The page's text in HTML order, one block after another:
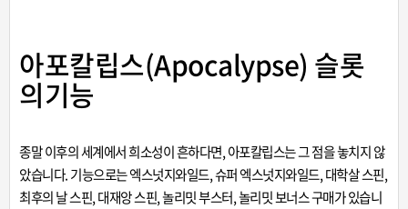
아포칼립스(Apocalypse) 슬롯
의기능
종말 이후의 세계에서 희소성이 흔하다면, 아포칼립스는 그 점을 놓치지 않
았습니다. 기능으로는 엑스넛지와일드, 슈퍼 엑스넛지와일드, 대학살 스핀,
최후의 날 스핀, 대재앙 스핀, 놀리밋 부스터, 놀리밋 보너스 구매가 있습니